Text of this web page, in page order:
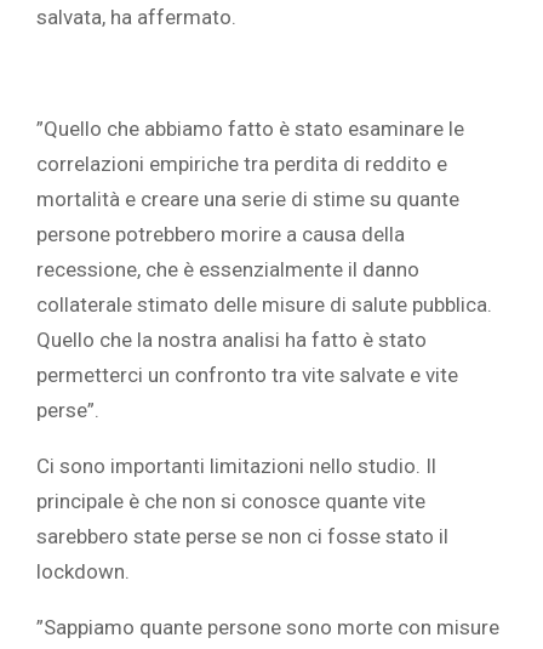
salvata, ha affermato. ‎
‎”Quello che abbiamo fatto è stato esaminare le
correlazioni empiriche tra perdita di reddito e
mortalità e creare una serie di stime su quante
persone potrebbero morire a causa della
recessione, che è essenzialmente il danno
collaterale stimato delle misure di salute pubblica.
Quello che la nostra analisi ha fatto è stato
permetterci un confronto tra vite salvate e vite
perse”.‎
‎Ci sono importanti limitazioni nello studio. Il
principale è che non si conosce quante vite
sarebbero state perse se non ci fosse stato il
lockdown.‎
‎”Sappiamo quante persone sono morte con misure